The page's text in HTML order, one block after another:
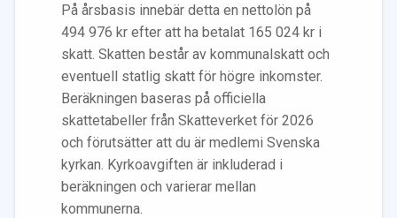
På årsbasis innebär detta en nettolön på
494 976 kr efter att ha betalat 165 024 kr i
skatt. Skatten består av kommunalskatt och
eventuell statlig skatt för högre inkomster.
Beräkningen baseras på officiella
skattetabeller från Skatteverket för 2026
och förutsätter att du är medlemi Svenska
kyrkan. Kyrkoavgiften är inkluderad i
beräkningen och varierar mellan
kommunerna.